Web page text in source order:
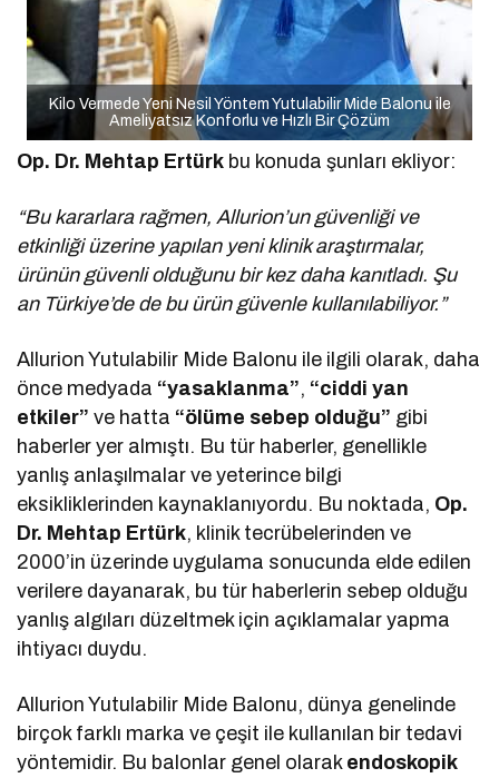
Kilo Vermede Yeni Nesil Yöntem Yutulabilir Mide Balonu ile
Ameliyatsız Konforlu ve Hızlı Bir Çözüm
Op. Dr. Mehtap Ertürk bu konuda şunları ekliyor:
“Bu kararlara rağmen, Allurion’un güvenliği ve
etkinliği üzerine yapılan yeni klinik araştırmalar,
ürünün güvenli olduğunu bir kez daha kanıtladı. Şu
an Türkiye’de de bu ürün güvenle kullanılabiliyor.”
Allurion Yutulabilir Mide Balonu ile ilgili olarak, daha
önce medyada “yasaklanma”, “ciddi yan
etkiler” ve hatta “ölüme sebep olduğu” gibi
haberler yer almıştı. Bu tür haberler, genellikle
yanlış anlaşılmalar ve yeterince bilgi
eksikliklerinden kaynaklanıyordu. Bu noktada, Op.
Dr. Mehtap Ertürk, klinik tecrübelerinden ve
2000’in üzerinde uygulama sonucunda elde edilen
verilere dayanarak, bu tür haberlerin sebep olduğu
yanlış algıları düzeltmek için açıklamalar yapma
ihtiyacı duydu.
Allurion Yutulabilir Mide Balonu, dünya genelinde
birçok farklı marka ve çeşit ile kullanılan bir tedavi
yöntemidir. Bu balonlar genel olarak endoskopik